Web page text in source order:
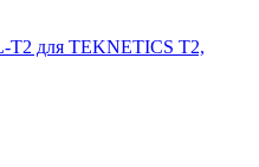
для TEKNETICS T2,